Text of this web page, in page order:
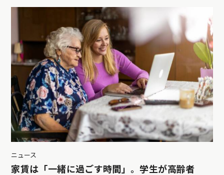
ニュース
家賃は「一緒に過ごす時間」。学生が高齢者